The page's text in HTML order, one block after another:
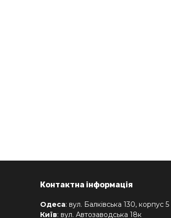
Контактна інформація
Одеса: вул. Балківська 130, корпус 5
Київ: вул. Автозаводська 18к